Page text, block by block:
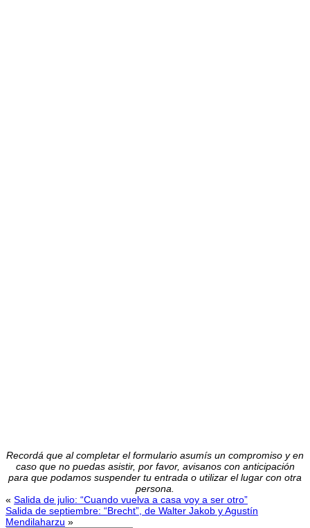
Recordá que al completar el formulario asumís un compromiso y en
caso que no puedas asistir, por favor, avisanos con anticipación
para que podamos suspender tu entrada o utilizar el lugar con otra
persona.
« Salida de julio: “Cuando vuelva a casa voy a ser otro”
Salida de septiembre: “Brecht”, de Walter Jakob y Agustín
Mendilaharzu »